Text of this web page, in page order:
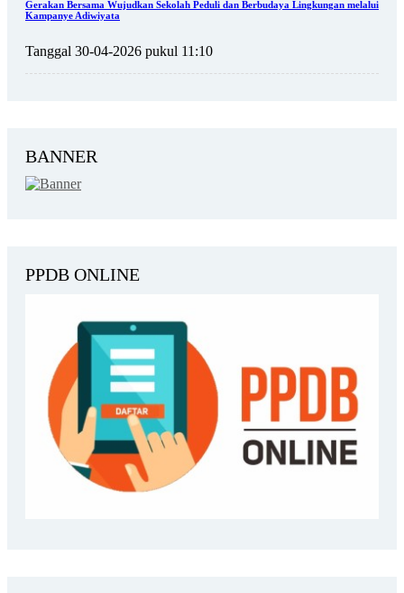
Gerakan Bersama Wujudkan Sekolah Peduli dan Berbudaya Lingkungan melalui
Kampanye Adiwiyata
Tanggal 30-04-2026 pukul 11:10
BANNER
PPDB ONLINE